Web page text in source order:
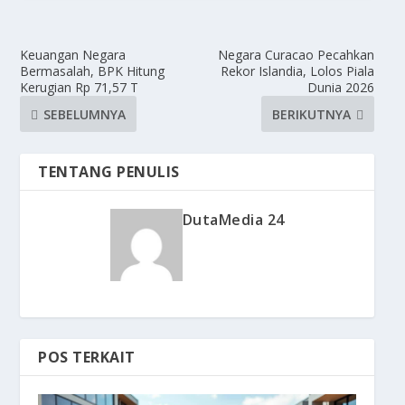
Keuangan Negara
Bermasalah, BPK Hitung
Kerugian Rp 71,57 T
SEBELUMNYA
Negara Curacao Pecahkan
Rekor Islandia, Lolos Piala
Dunia 2026
BERIKUTNYA
TENTANG PENULIS
DutaMedia 24
POS TERKAIT